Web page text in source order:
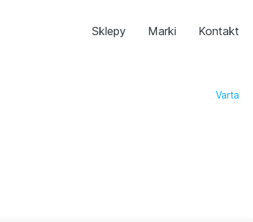
Sklepy Marki Kontakt
Varta